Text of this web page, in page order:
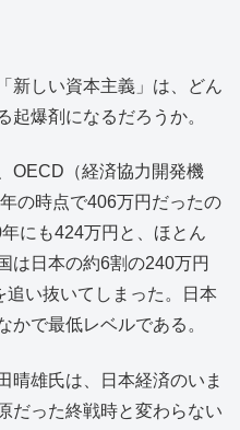
新しい資本主義」は、どん
起爆剤になるだろうか。
OECD（経済協力開発機
の時点で406万円だったの
にも424万円と、ほとん
は日本の約6割の240万円
い抜いてしまった。日本
かで最低レベルである。
雄氏は、日本経済のいま
だった終戦時と変わらない